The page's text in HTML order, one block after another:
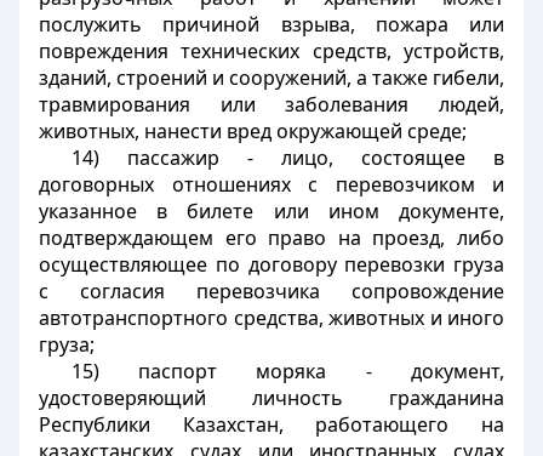
послужить причиной взрыва, пожара или
повреждения технических средств, устройств,
зданий, строений и сооружений, а также гибели,
травмирования или заболевания людей,
животных, нанести вред окружающей среде;
14) пассажир - лицо, состоящее в
договорных отношениях с перевозчиком и
указанное в билете или ином документе,
подтверждающем его право на проезд, либо
осуществляющее по договору перевозки груза
с согласия перевозчика сопровождение
автотранспортного средства, животных и иного
груза;
15) паспорт моряка - документ,
удостоверяющий личность гражданина
Республики Казахстан, работающего на